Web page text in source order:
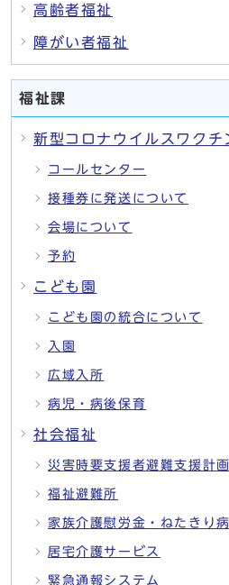
高齢者福祉
障がい者福祉
福祉課
新型コロナウイルスワクチ
コールセンター
接種券に発送について
会場について
予約
こども園
こども園の統合について
入園
広域入所
病児・病後保育
社会福祉
災害時要支援者避難支援計画
福祉避難所
家族介護慰労金・ねたきり
居宅介護サービス
緊急通報システム